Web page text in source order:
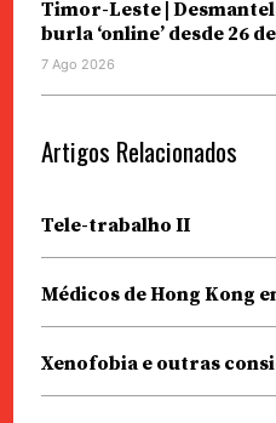
Timor-Leste |
burla ‘online’ desde 26
7 Ago 2026
Artigos Relacionados
Tele-trabalho II
Médicos de Hong Kong
Xenofobia e outras